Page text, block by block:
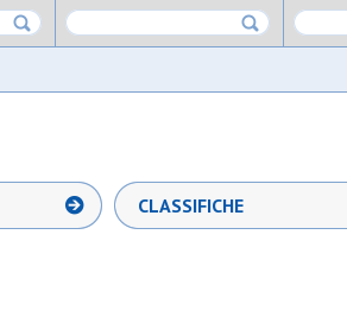
CLASSIFICHE